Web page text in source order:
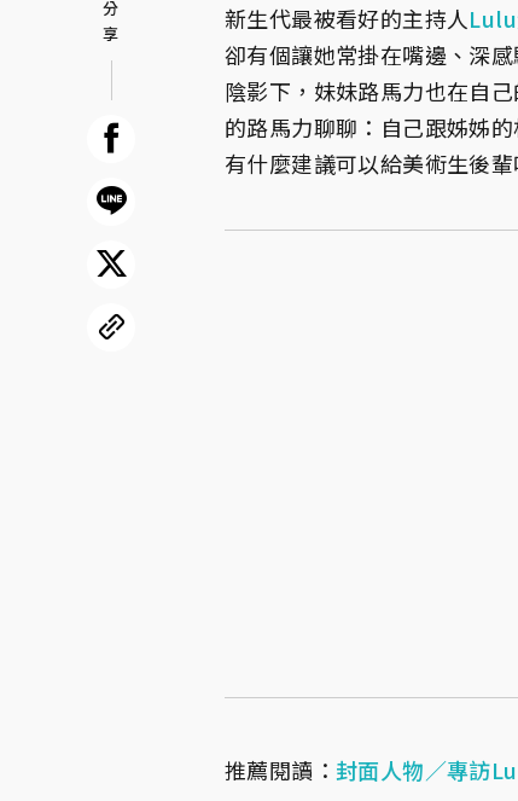
新生代最被看好的主持人
卻有個讓她常掛在嘴邊、深
陰影下，妹妹路馬力也在自
的路馬力聊聊：自己跟姊姊
有什麼建議可以給美術生後輩
推薦閱讀： 封面人物／專訪